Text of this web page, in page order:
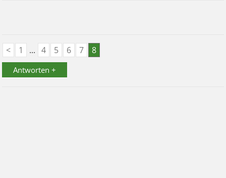
< 1 ... 4 5 6 7 8
Antworten +